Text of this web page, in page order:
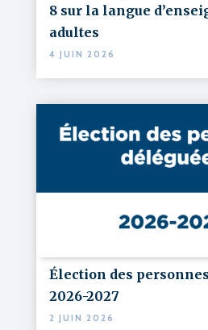
8 sur la langue
adultes
4 JUIN 2026
Élection des
2026-2027
2 JUIN 2026